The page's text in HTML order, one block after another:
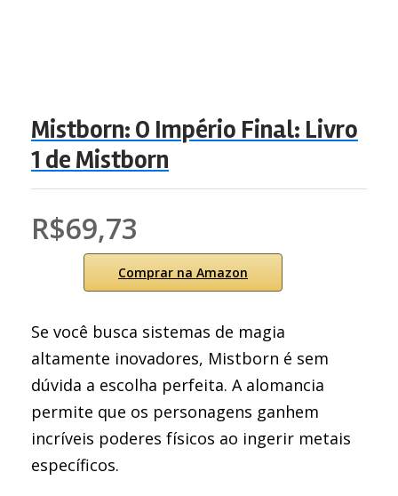
Mistborn: O Império Final: Livro
1 de Mistborn
R$69,73
Comprar na Amazon
Se você busca sistemas de magia
altamente inovadores, Mistborn é sem
dúvida a escolha perfeita. A alomancia
permite que os personagens ganhem
incríveis poderes físicos ao ingerir metais
específicos.